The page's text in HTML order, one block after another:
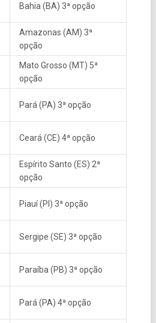
Bahia (BA) 3ª opção
Amazonas (AM) 3ª
opção
Mato Grosso (MT) 5ª
opção
Pará (PA) 3ª opção
Ceará (CE) 4ª opção
Espírito Santo (ES) 2ª
opção
Piauí (PI) 3ª opção
Sergipe (SE) 3ª opção
Paraíba (PB) 3ª opção
Pará (PA) 4ª opção